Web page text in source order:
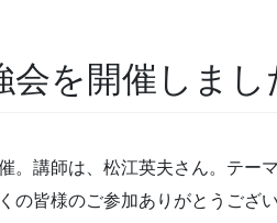
会を開催しまし
。講師は、松江英夫さん。テー
の皆様のご参加ありがとうござい